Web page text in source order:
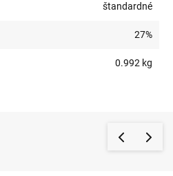
štandardné
27%
0.992 kg